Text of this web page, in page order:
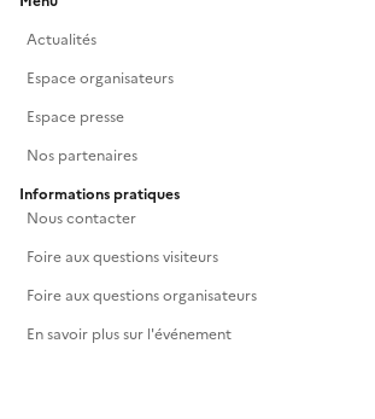
Actualités
Espace organisateurs
Espace presse
Nos partenaires
Informations pratiques
Nous contacter
Foire aux questions visiteurs
Foire aux questions organisateurs
En savoir plus sur l'événement